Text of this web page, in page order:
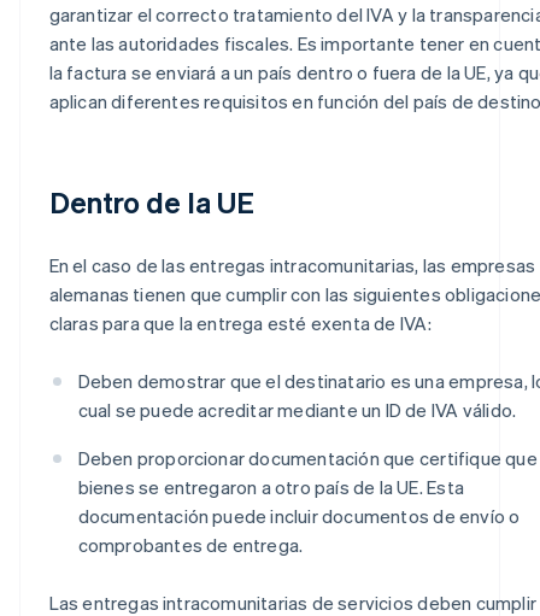
garantizar el correcto tratamiento del IVA y la
ante las autoridades fiscales. Es importante tener en
la factura se enviará a un país dentro o fuera de la UE, ya
aplican diferentes requisitos en función del país de
Dentro de la UE
En el caso de las entregas intracomunitarias, las empresas
alemanas tienen que cumplir con las siguientes
claras para que la entrega esté exenta de IVA:
Deben demostrar que el destinatario es una empresa,
cual se puede acreditar mediante un ID de IVA válido.
Deben proporcionar documentación que certifique
bienes se entregaron a otro país de la UE. Esta
documentación puede incluir documentos de envío o
comprobantes de entrega.
Las entregas intracomunitarias de servicios deben cumplir